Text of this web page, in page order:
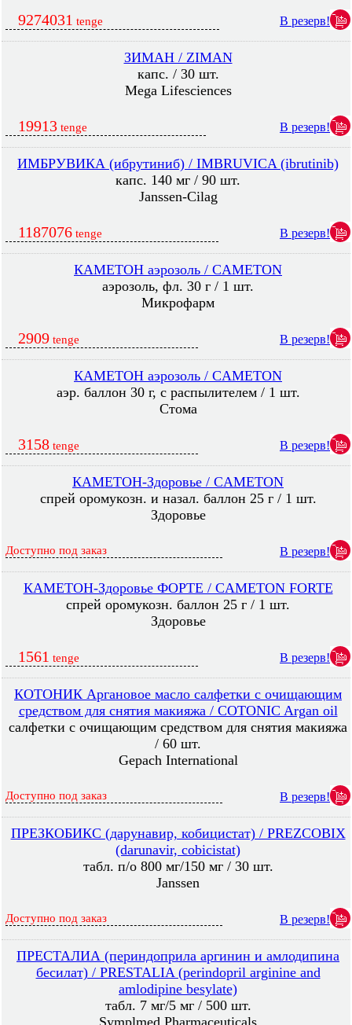
9274031 tenge В резерв!
ЗИМАН / ZIMAN
капс. / 30 шт.
Mega Lifesciences
19913 tenge В резерв!
ИМБРУВИКА (ибрутиниб) / IMBRUVICA (ibrutinib)
капс. 140 мг / 90 шт.
Janssen-Cilag
1187076 tenge В резерв!
КАМЕТОН аэрозоль / CAMETON
аэрозоль, фл. 30 г / 1 шт.
Микрофарм
2909 tenge В резерв!
КАМЕТОН аэрозоль / CAMETON
аэр. баллон 30 г, с распылителем / 1 шт.
Стома
3158 tenge В резерв!
КАМЕТОН-Здоровье / CAMETON
спрей оромукозн. и назал. баллон 25 г / 1 шт.
Здоровье
Доступно под заказ В резерв!
КАМЕТОН-Здоровье ФОРТЕ / CAMETON FORTE
спрей оромукозн. баллон 25 г / 1 шт.
Здоровье
1561 tenge В резерв!
КОТОНИК Аргановое масло салфетки с очищающим
средством для снятия макияжа / COTONIC Argan oil
салфетки с очищающим средством для снятия макияжа
/ 60 шт.
Gepach International
Доступно под заказ В резерв!
ПРЕЗКОБИКС (дарунавир, кобицистат) / PREZCOBIX
(darunavir, cobicistat)
табл. п/о 800 мг/150 мг / 30 шт.
Janssen
Доступно под заказ В резерв!
ПРЕСТАЛИА (периндоприла аргинин и амлодипина
бесилат) / PRESTALIA (perindopril arginine and
amlodipine besylate)
табл. 7 мг/5 мг / 500 шт.
Symplmed Pharmaceuticals